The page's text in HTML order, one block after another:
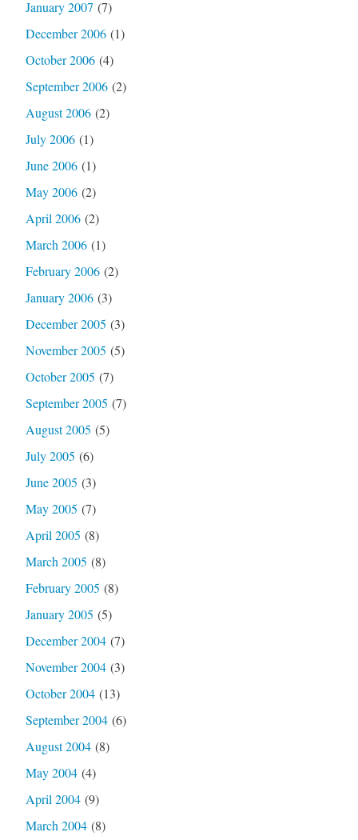
January 2007 (7)
December 2006(1)
October 2006(4)
September 2006(2)
August 2006(2)
July 2006(1)
June 2006(1)
May 2006(2)
April 2006(2)
March 2006(1)
February 2006(2)
January 2006(3)
December 2005 (3)
November 2005 (5)
October 2005 (7)
September 2005 (7)
August 2005 (5)
July 2005 (6)
June 2005 (3)
May 2005 (7)
April 2005 (8)
March 2005 (8)
February 2005 (8)
January 2005 (5)
December 2004(7)
November 2004(3)
October 2004(13)
September 2004(6)
August 2004(8)
May 2004(4)
April 2004(9)
March 2004(8)